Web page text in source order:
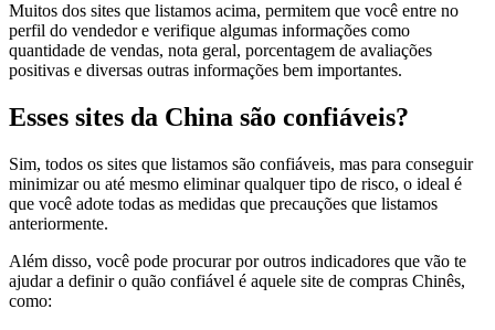
Muitos dos sites que listamos acima, permitem que você entre no
perfil do vendedor e verifique algumas informações como
quantidade de vendas, nota geral, porcentagem de avaliações
positivas e diversas outras informações bem importantes.
Esses sites da China são confiáveis?
Sim, todos os sites que listamos são confiáveis, mas para conseguir
minimizar ou até mesmo eliminar qualquer tipo de risco, o ideal é
que você adote todas as medidas que precauções que listamos
anteriormente.
Além disso, você pode procurar por outros indicadores que vão te
ajudar a definir o quão confiável é aquele site de compras Chinês,
como: